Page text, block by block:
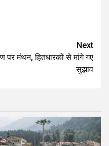
Next
पर मंथन, हितधारकों से मांगे गए
सुझाव